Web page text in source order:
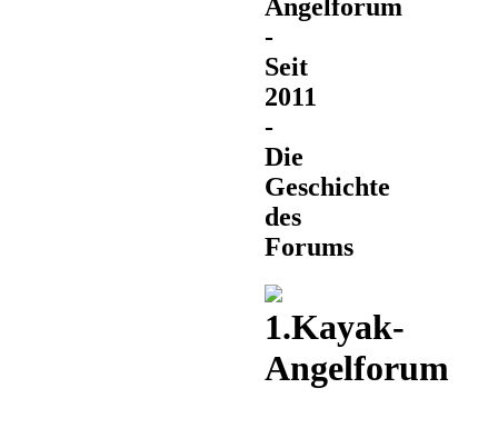
Angelforum
-
Seit
2011
-
Die
Geschichte
des
Forums
1.Kayak-
Angelforum